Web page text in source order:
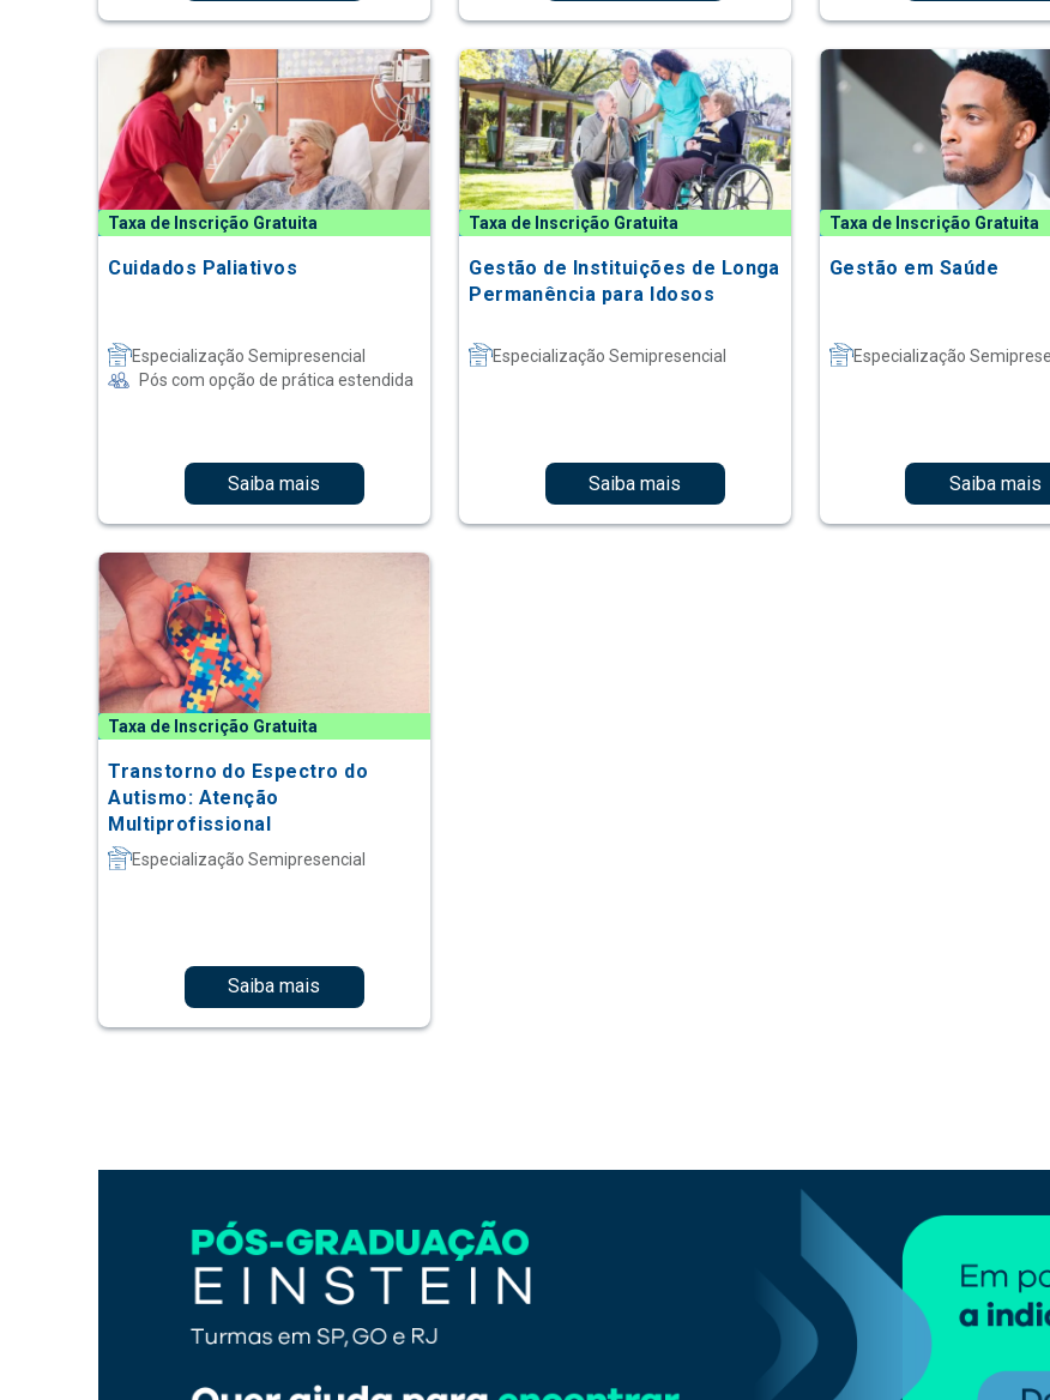
Taxa de Inscrição Gratuita
Cuidados Paliativos
Especialização Semipresencial
Pós com opção de prática estendida
Saiba mais
Taxa de Inscrição Gratuita
Gestão de Instituições de Longa
Permanência para Idosos
Especialização Semipresencial
Saiba mais
Taxa de Inscrição Gratuita
Gestão em Saúde
Especialização
Saiba mais
Taxa de Inscrição Gratuita
Transtorno do Espectro do
Autismo: Atenção
Multiprofissional
Especialização Semipresencial
Saiba mais